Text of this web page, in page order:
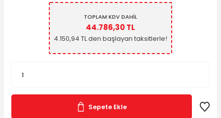
TOPLAM KDV DAHİL
44.786,30 TL
4.150,94 TL den başlayan taksitlerle!
Sepete Ekle